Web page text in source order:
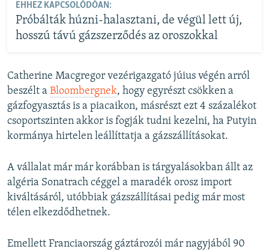
EHHEZ KAPCSOLÓDÓAN:
Próbálták húzni-halasztani, de végül lett új,
hosszú távú gázszerződés az oroszokkal
Catherine Macgregor vezérigazgató júius végén arról
beszélt a Bloombergnek, hogy egyrészt csökken a
gázfogyasztás is a piacaikon, másrészt ezt 4 százalékot
csoportszinten akkor is fogják tudni kezelni, ha Putyin
kormánya hirtelen leállíttatja a gázszállításokat.
A vállalat már már korábban is tárgyalásokban állt az
algéria Sonatrach céggel a maradék orosz import
kiváltásáról, utóbbiak gázszállításai pedig már most
télen elkezdődhetnek.
Emellett Franciaország gáztározói már nagyjából 90